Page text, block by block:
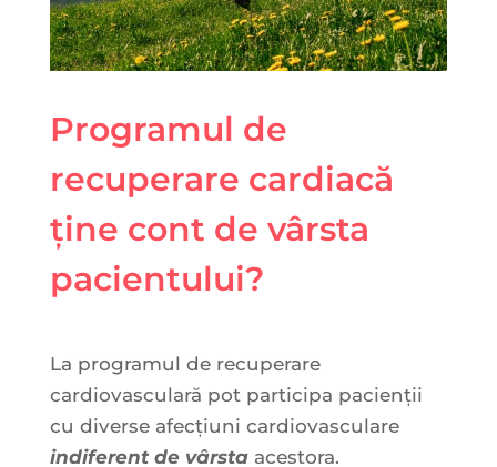
Programul de
recuperare cardiacă
ține cont de vârsta
pacientului?
La programul de recuperare
cardiovasculară pot participa pacienții
cu diverse afecțiuni cardiovasculare
indiferent de vârstaacestora.